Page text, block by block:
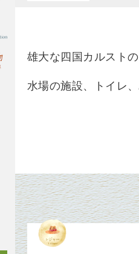
雄大な四国カルスト
水場の施設、トイレ